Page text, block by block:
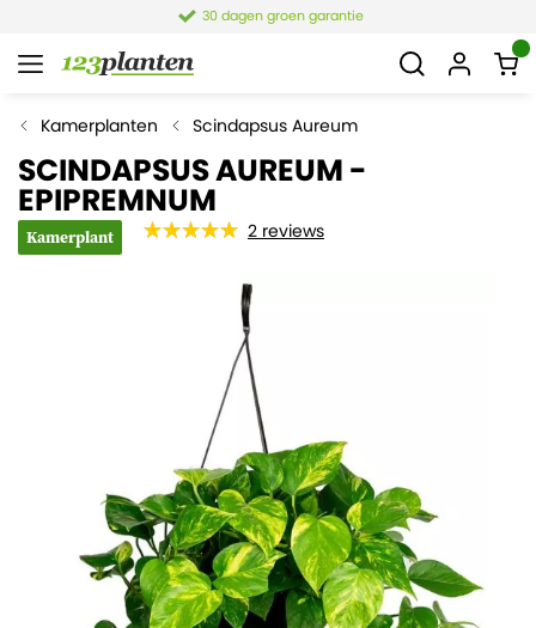
30 dagen groen garantie
Kamerplanten Scindapsus Aureum
SCINDAPSUS AUREUM -
EPIPREMNUM
Kamerplant 2 reviews